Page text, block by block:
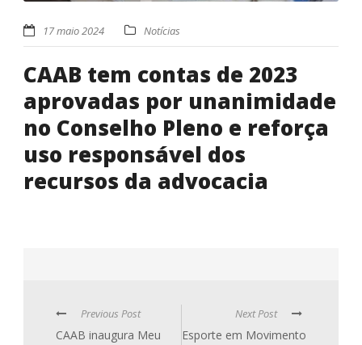
17 maio 2024 Notícias
CAAB tem contas de 2023
aprovadas por unanimidade
no Conselho Pleno e reforça
uso responsável dos
recursos da advocacia
Previous Post
CAAB inaugura Meu
Next Post
Esporte em Movimento